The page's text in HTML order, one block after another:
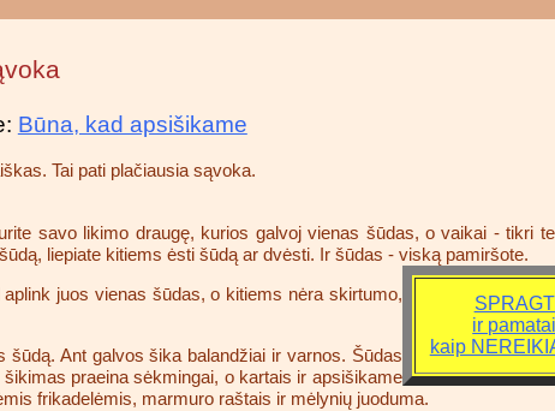
Būna, kad apsišikame
Tai pati plačiausia sąvoka.
savo likimo draugę, kurios galvoj vienas šūdas, o vaikai - tikri
liepiate kitiems ėsti šūdą ar dvėsti. Ir šūdas - viską pamiršote.
ir
kaip
juos vienas šūdas, o kitiems nėra skirtumo,
Ant galvos šika balandžiai ir varnos. Šūdas
praeina sėkmingai, o kartais ir apsišikame
frikadelėmis, marmuro raštais ir mėlynių juoduma.